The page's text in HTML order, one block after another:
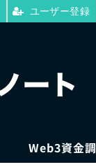
Web3資金
ユーザー登録